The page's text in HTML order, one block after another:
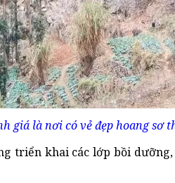
giá là nơi có vẻ đẹp hoang
triển khai các lớp bồi